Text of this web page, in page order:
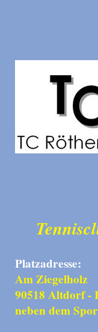
Platzadresse:
Am Ziegelholz
90518 Altdorf -
neben dem